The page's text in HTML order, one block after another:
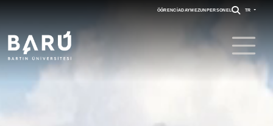
ÖĞRENCI ADAYMEZUN PERSONEL TR